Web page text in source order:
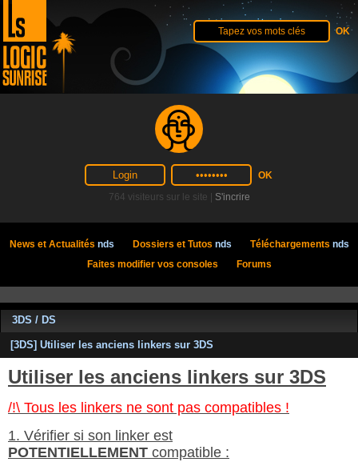
764 visiteurs sur le site | S'incrire
News et Actualités nds Dossiers et Tutos nds Téléchargements nds
Faites modifier vos consoles
Forums
3DS / DS
[3DS] Utiliser les anciens linkers sur 3DS
Utiliser les anciens linkers sur 3DS
/!\ Tous les linkers ne sont pas compatibles !
1. Vérifier si son linker est
POTENTIELLEMENT compatible :